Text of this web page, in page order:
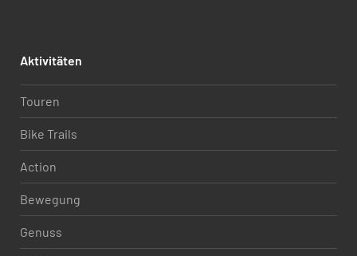
Aktivitäten
Touren
Bike Trails
Action
Bewegung
Genuss